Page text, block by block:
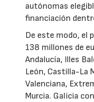
autónomas
financiación
De este modo, el
138 millones de
Andalucía, Illes
León, Castilla-La
Valenciana,
Murcia. Galicia